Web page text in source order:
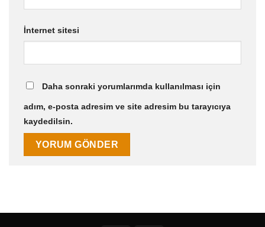
İnternet sitesi
Daha sonraki yorumlarımda kullanılması için
adım, e-posta adresim ve site adresim bu tarayıcıya
kaydedilsin.